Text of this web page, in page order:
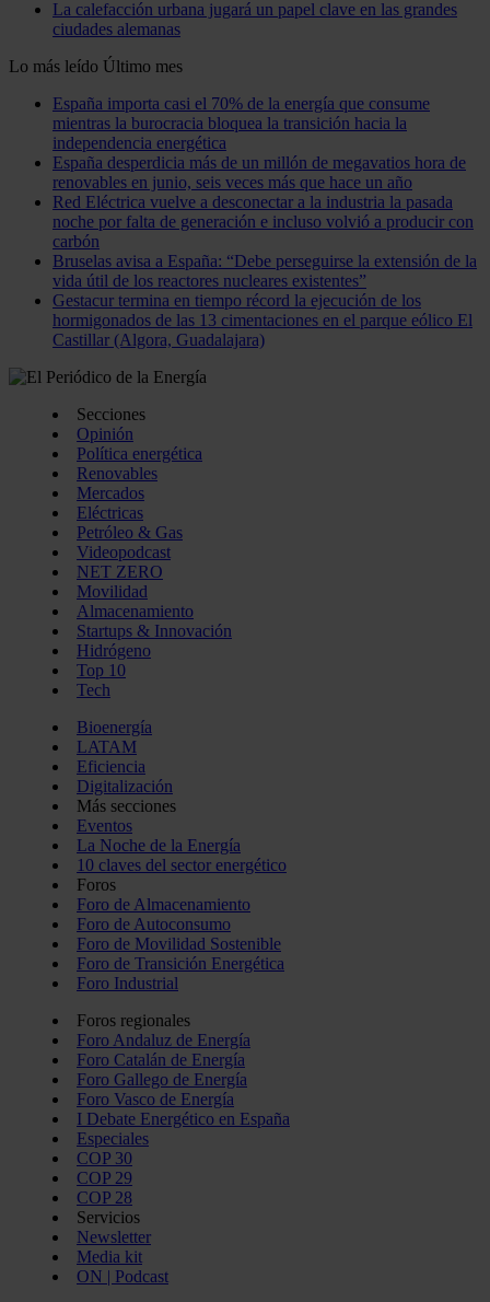
La calefacción urbana jugará un papel clave en las grandes
ciudades alemanas
Lo más leído Último mes
España importa casi el 70% de la energía que consume
mientras la burocracia bloquea la transición hacia la
independencia energética
España desperdicia más de un millón de megavatios hora de
renovables en junio, seis veces más que hace un año
Red Eléctrica vuelve a desconectar a la industria la pasada
noche por falta de generación e incluso volvió a producir con
carbón
Bruselas avisa a España: “Debe perseguirse la extensión de la
vida útil de los reactores nucleares existentes”
Gestacur termina en tiempo récord la ejecución de los
hormigonados de las 13 cimentaciones en el parque eólico El
Castillar (Algora, Guadalajara)
Secciones
Opinión
Política energética
Renovables
Mercados
Eléctricas
Petróleo & Gas
Videopodcast
NET ZERO
Movilidad
Almacenamiento
Startups & Innovación
Hidrógeno
Top 10
Tech
Bioenergía
LATAM
Eficiencia
Digitalización
Más secciones
Eventos
La Noche de la Energía
10 claves del sector energético
Foros
Foro de Almacenamiento
Foro de Autoconsumo
Foro de Movilidad Sostenible
Foro de Transición Energética
Foro Industrial
Foros regionales
Foro Andaluz de Energía
Foro Catalán de Energía
Foro Gallego de Energía
Foro Vasco de Energía
I Debate Energético en España
Especiales
COP 30
COP 29
COP 28
Servicios
Newsletter
Media kit
ON | Podcast